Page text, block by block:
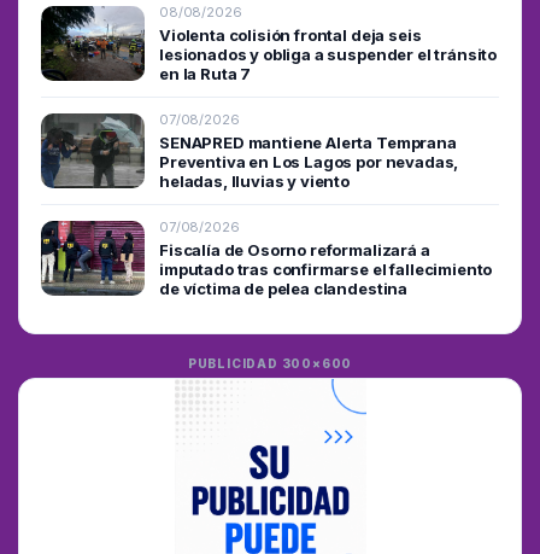
08/08/2026
Violenta colisión frontal deja seis
lesionados y obliga a suspender el tránsito
en la Ruta 7
07/08/2026
SENAPRED mantiene Alerta Temprana
Preventiva en Los Lagos por nevadas,
heladas, lluvias y viento
07/08/2026
Fiscalía de Osorno reformalizará a
imputado tras confirmarse el fallecimiento
de víctima de pelea clandestina
PUBLICIDAD 300×600